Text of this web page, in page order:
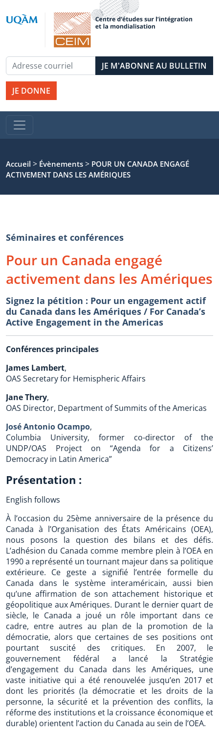
JE DONNE
Accueil > Évènements > POUR UN CANADA ENGAGÉ
ACTIVEMENT DANS LES AMÉRIQUES
Séminaires et conférences
Pour un Canada engagé
activement dans les Amériques
Signez la pétition : Pour un engagement actif
du Canada dans les Amériques / For Canada’s
Active Engagement in the Americas
Conférences principales
James Lambert,
OAS Secretary for Hemispheric Affairs
Jane Thery,
OAS Director, Department of Summits of the Americas
José Antonio Ocampo,
Columbia University, former co-director of the
UNDP/OAS Project on “Agenda for a Citizens’
Democracy in Latin America”
Présentation :
English follows
À l’occasion du 25ème anniversaire de la présence du
Canada à l’Organisation des États Américains (OEA),
nous posons la question des bilans et des défis.
L’adhésion du Canada comme membre plein à l’OEA en
1990 a représenté un tournant majeur dans sa politique
extérieure. Ce geste a signifié l’entrée formelle du
Canada dans le système interaméricain, aussi bien
qu’une affirmation de son attachement historique et
géopolitique aux Amériques. Durant le dernier quart de
siècle, le Canada a joué un rôle important dans ce
cadre, entre autres au plan de la promotion de la
démocratie, alors que certaines de ses positions ont
pourtant suscité des critiques. En 2007, le
gouvernement fédéral a lancé la Stratégie
d’engagement du Canada dans les Amériques, une
vaste initiative qui a été renouvelée jusqu’en 2017 et
dont les priorités (la démocratie et les droits de la
personne, la sécurité et la prévention des conflits, la
réforme des institutions et la croissance économique et
durable) orientent l’action du Canada au sein de l’OEA.